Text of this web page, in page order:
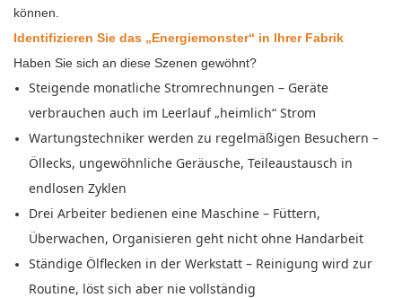
können.
Identifizieren Sie das „Energiemonster“ in Ihrer Fabrik
Haben Sie sich an diese Szenen gewöhnt?
Steigende monatliche Stromrechnungen – Geräte
verbrauchen auch im Leerlauf „heimlich“ Strom
Wartungstechniker werden zu regelmäßigen Besuchern –
Öllecks, ungewöhnliche Geräusche, Teileaustausch in
endlosen Zyklen
Drei Arbeiter bedienen eine Maschine – Füttern,
Überwachen, Organisieren geht nicht ohne Handarbeit
Ständige Ölflecken in der Werkstatt – Reinigung wird zur
Routine, löst sich aber nie vollständig